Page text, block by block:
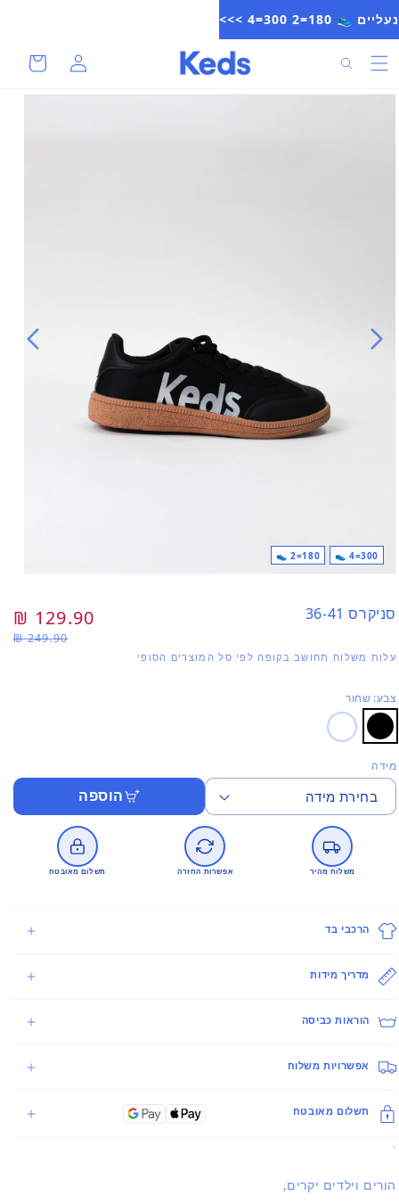
לתוכן
נעליים 👟 180=2 300=4 >>>
חיפוש התחברות
סל
קניות
300=4 👟
180=2 👟
סניקרס 36-41
מחיר
רגיל249.90 ₪
129.90 ₪
עלות משלוח תחושב בקופה לפי סל המוצרים הסופי
צבע: שחור
מידה
הוספה
משלוח מהיר אפשרות החזרה תשלום מאובטח
הרכבי בד
מדריך מידות
הוראות כביסה
אפשרויות משלוח
תשלום מאובטח
הורים וילדים יקרים,